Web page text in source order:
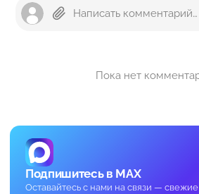
Пока нет
Подпишитесь в MAX
Оставайтесь с нами на связи —